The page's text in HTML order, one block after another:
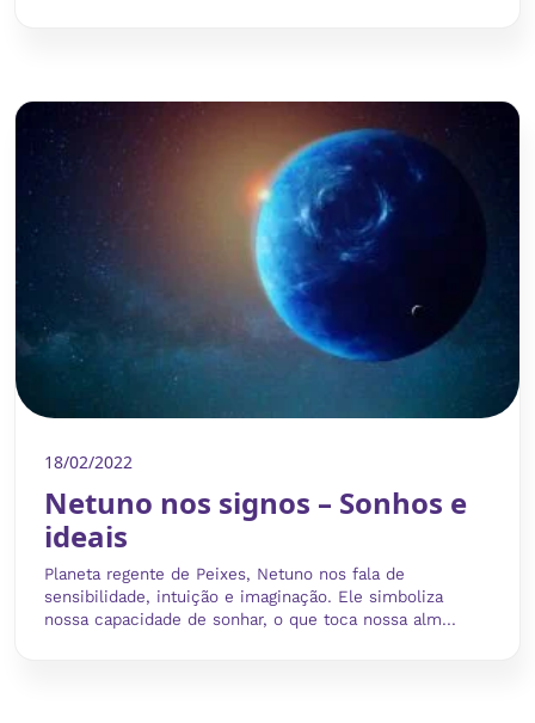
18/02/2022
Netuno nos signos – Sonhos e
ideais
Planeta regente de Peixes, Netuno nos fala de
sensibilidade, intuição e imaginação. Ele simboliza
nossa capacidade de sonhar, o que toca nossa alm...